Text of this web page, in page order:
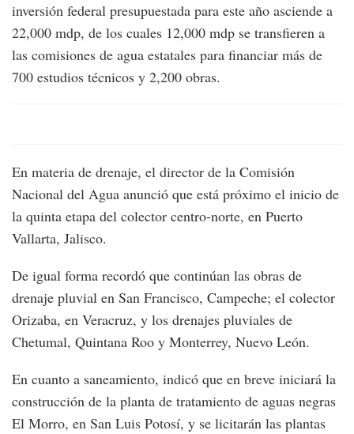
inversión federal presupuestada para este año asciende a
22,000 mdp, de los cuales 12,000 mdp se transfieren a
las comisiones de agua estatales para financiar más de
700 estudios técnicos y 2,200 obras.
En materia de drenaje, el director de la Comisión
Nacional del Agua anunció que está próximo el inicio de
la quinta etapa del colector centro-norte, en Puerto
Vallarta, Jalisco.
De igual forma recordó que continúan las obras de
drenaje pluvial en San Francisco, Campeche; el colector
Orizaba, en Veracruz, y los drenajes pluviales de
Chetumal, Quintana Roo y Monterrey, Nuevo León.
En cuanto a saneamiento, indicó que en breve iniciará la
construcción de la planta de tratamiento de aguas negras
El Morro, en San Luis Potosí, y se licitarán las plantas